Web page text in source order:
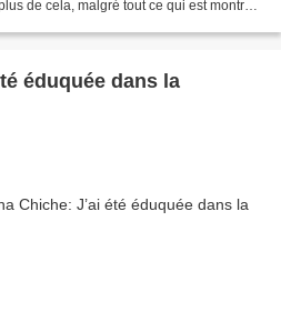
de cela, malgré tout ce qui est montré à
éduquée dans la